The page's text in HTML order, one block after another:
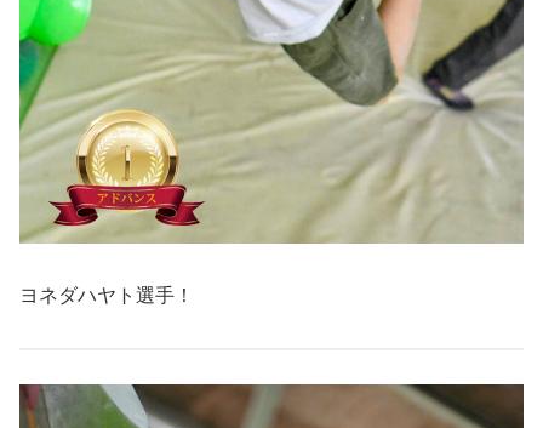
ヨネダハヤト選手！